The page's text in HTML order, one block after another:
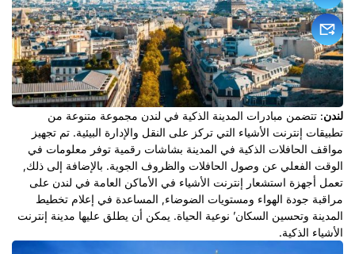
لندن: تتضمن مبادرات المدينة الذكية في لندن مجموعة متنوعة من
تطبيقات إنترنت الأشياء التي تركز على النقل والإدارة البيئية. تم تجهيز
مواقف الحافلات الذكية في المدينة بشاشات رقمية توفر معلومات في
الوقت الفعلي عن وصول الحافلات والظروف الجوية. بالإضافة إلى ذلك,
تعمل أجهزة استشعار إنترنت الأشياء في الأماكن العامة في لندن على
مراقبة جودة الهواء ومستويات الضوضاء, المساعدة في إعلام تخطيط
المدينة وتحسين السكان’ نوعية الحياة. يمكن أن يطلق عليها مدينة إنترنت
الأشياء الذكية.